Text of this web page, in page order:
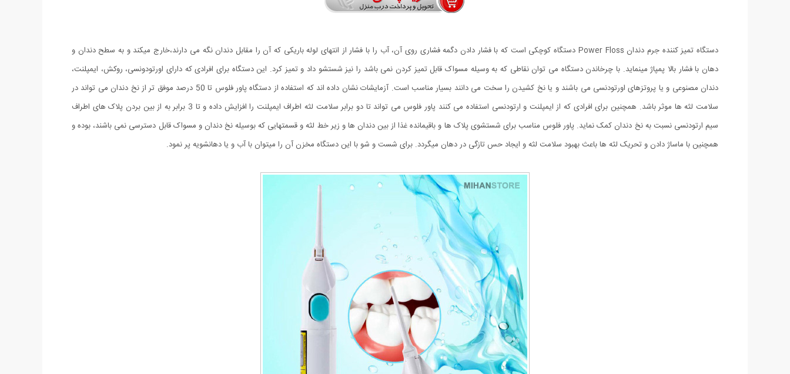
دستگاه تمیز کننده جرم دندان Power Floss دستگاه کوچکی است که با فشار دادن دگمه فشاری روی آن، آب را با فشار از انتهای لوله باریکی که آن را مقابل دندان نگه می دارند،خارج میکند و به سطح دندان و
دهان با فشار بالا پمپاژ مینماید. با چرخاندن دستگاه می توان نقاطی که به وسیله مسواک قابل تمیز کردن نمی باشد را نیز شستشو داد و تمیز کرد. این دستگاه برای افرادی که دارای اورتودونسی، روکش، ایمپلنت،
دندان مصنوعی و یا پروتزهای اورتودنسی می باشند و یا نخ کشیدن را سخت می دانند بسیار مناسب است. آزمایشات نشان داده اند که استفاده از دستگاه پاور فلوس تا 50 درصد موفق تر از نخ دندان می تواند در
سلامت لثه ها موثر باشد. همچنین برای افرادی که از ایمپلنت و ارتودنسی استفاده می کنند پاور فلوس می تواند تا دو برابر سلامت لثه اطراف ایمپلنت را افزایش داده و تا 3 برابر به از بین بردن پلاک های اطراف
سیم ارتودنسی نسبت به نخ دندان کمک نماید. پاور فلوس مناسب برای شستشوی پلاک ها و باقیمانده غذا از بین دندان ها و زیر خط لثه و قسمتهایی که بوسیله نخ دندان و مسواک قابل دسترسی نمی باشند، بوده و
همچنین با ماساژ دادن و تحریک لثه ها باعث بهبود سلامت لثه و ایجاد حس تازگی در دهان میگردد. برای شست و شو با این دستگاه مخزن آن را میتوان با آب و یا دهانشویه پر نمود.